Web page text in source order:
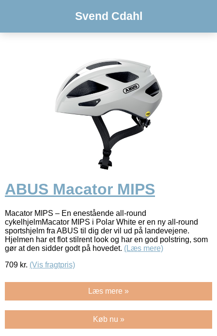
Svend Cdahl
ABUS Macator MIPS
Macator MIPS – En enestående all-round
cykelhjelmMacator MIPS i Polar White er en ny all-round
sportshjelm fra ABUS til dig der vil ud på landevejene.
Hjelmen har et flot stilrent look og har en god polstring, som
gør at den sidder godt på hovedet. (Læs mere)
709 kr. (Vis fragtpris)
Læs mere »
Køb nu »